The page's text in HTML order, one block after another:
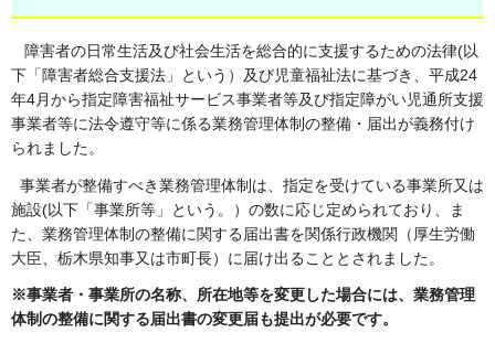
障害者の日常生活及び社会生活を総合的に支援するための法律(以
下「障害者総合支援法」という）及び児童福祉法に基づき、平成24
年4月から指定障害福祉サービス事業者等及び指定障がい児通所支援
事業者等に法令遵守等に係る業務管理体制の整備・届出が義務付け
られました。
事業者が整備すべき業務管理体制は、指定を受けている事業所又は
施設(以下「事業所等」という。）の数に応じ定められており、ま
た、業務管理体制の整備に関する届出書を関係行政機関（厚生労働
大臣、栃木県知事又は市町長）に届け出ることとされました。
※事業者・事業所の名称、所在地等を変更した場合には、業務管理
体制の整備に関する届出書の変更届も提出が必要です。